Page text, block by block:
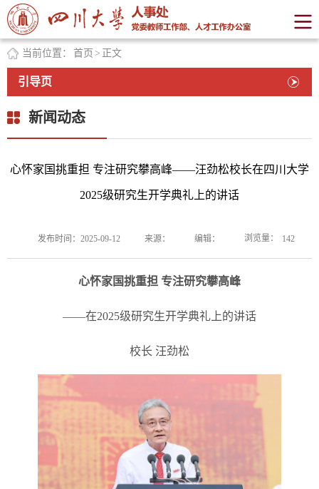
当前位置： 首页 > 正文
引导页
新闻动态
心怀家国挑重担 专注研究攀高峰——汪劲松校长在四川大学
2025级研究生开学典礼上的讲话
发布时间：2025-09-12 来源： 编辑： 浏览量： 142
心怀家国挑重担 专注研究攀高峰
——在2025级研究生开学典礼上的讲话
校长 汪劲松